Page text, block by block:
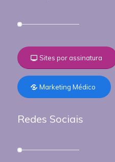
Sites por assinatura
Marketing Médico
Redes Sociais